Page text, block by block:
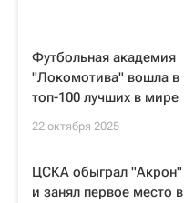
Футбольная академия
"Локомотива" вошла в
топ-100 лучших в мире
22 октября 2025
ЦСКА обыграл "Акрон"
и занял первое место в